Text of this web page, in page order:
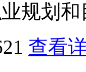
规划和
查看